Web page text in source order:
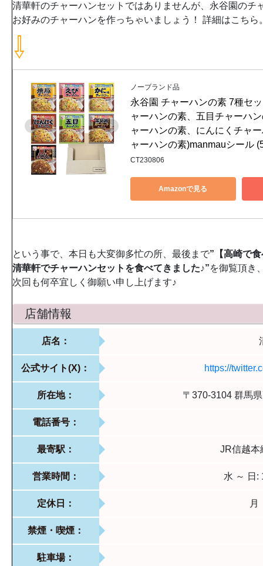
清華軒のチャーハンセットではありませんが、永谷園のチ
お好みのチャーハンを作っちゃいましょう！ 詳細はこちら
⇩
ノーブランド品
永谷園 チャーハンの素 7種セ
ャーハンの素、五目チャーハ
ャーハンの素、にんにくチャ
ャーハンの素)manmauシール
CT230806
Amazonで見る
という事で、本日も大変御多忙の所、最後まで”【高崎で
清華軒でチャーハンセットを食べてきました♪”を御覧頂き
次回も何卒宜しく御願い申し上げます♪
店舗情報
店名：
公式サイト(X)： https://
所在地： 〒370-3104 群馬
電話番号：
最寄駅： JR信越本
営業時間： 水 ～ 日:
定休日： 月
禁煙・喫煙：
駐車場：